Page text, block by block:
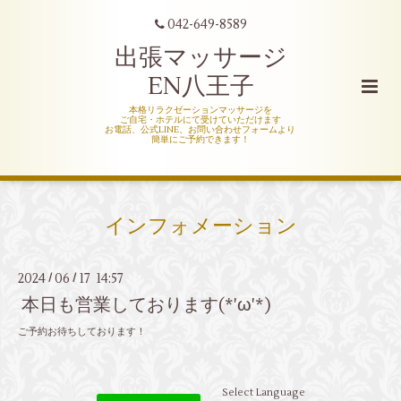
042-649-8589
出張マッサージ
EN八王子
本格リラクゼーションマッサージを
ご自宅・ホテルにて受けていただけます
お電話、公式LINE、お問い合わせフォームより
簡単にご予約できます！
インフォメーション
2024 / 06 / 17 14:57
本日も営業しております(*'ω'*)
ご予約お待ちしております！
Select Language